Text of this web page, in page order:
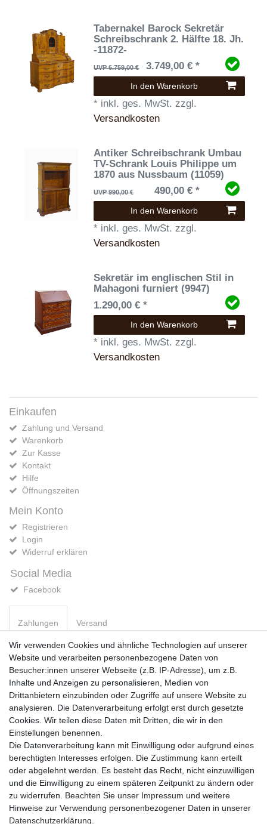
Tabernakel Barock Sekretär
Schreibschrank 2. Hälfte 18. Jh.
-11872-
UVP 6.759,00 € 3.749,00 € *
In den Warenkorb
* inkl. ges. MwSt. zzgl.
Versandkosten
Antiker Schreibschrank Umbau
TV-Schrank Louis Philippe um
1870 aus Nussbaum (11059)
UVP 990,00 € 490,00 € *
In den Warenkorb
* inkl. ges. MwSt. zzgl.
Versandkosten
Sekretär im englischen Stil in
Mahagoni furniert (9947)
1.290,00 € *
In den Warenkorb
* inkl. ges. MwSt. zzgl.
Versandkosten
Einkaufen
Zahlung und Versand
Warenkorb
Zur Kasse
Kontakt
Hilfe
Öffnungszeiten
Mein Konto
Registrieren
Login
Widerruf erklären
Social Media
Facebook
Zahlungen Versand
Vorkasse
PayPal
Sofortüberweisung
Kreditkarte
AmazonPay
Bar bei Abholung
Widerrufs­recht Widerrufs­formular Impressum
Wir verwenden Cookies und ähnliche Technologien auf unserer
Website und verarbeiten personenbezogene Daten von
Besucher:innen unserer Webseite (z.B. IP-Adresse), um z.B.
Inhalte und Anzeigen zu personalisieren, Medien von
Drittanbietern einzubinden oder Zugriffe auf unsere Website zu
analysieren. Die Datenverarbeitung erfolgt erst durch gesetzte
Cookies. Wir teilen diese Daten mit Dritten, die wir in den
Einstellungen benennen.
Die Datenverarbeitung kann mit Einwilligung oder aufgrund eines
berechtigten Interesses erfolgen. Die Zustimmung kann erteilt
oder abgelehnt werden. Es besteht das Recht, nicht einzuwilligen
und die Einwilligung zu einem späteren Zeitpunkt zu ändern oder
zu widerrufen. Beachten Sie unser Impressum und weitere
Hinweise zur Verwendung personenbezogener Daten in unserer
Daten­schutz­erklärung